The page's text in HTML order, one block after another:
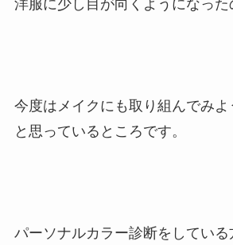
洋服に少し目が向くようになった
今度はメイクにも取り組んでみ
と思っているところです。
パーソナルカラー診断をしている